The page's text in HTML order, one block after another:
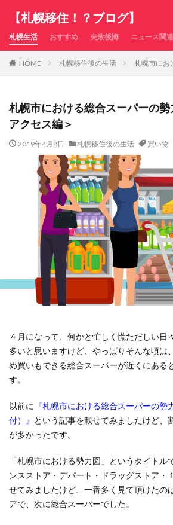
【札幌移住！？ブログ】
札幌生活 おすすめ 失敗後悔 ニュース関連
HOME 札幌移住後の生活 札幌市にお
札幌市における総合スーパーの
アクセス編＞
2019年4月8日 札幌移住後の生活 買い物
４月になって、何かと忙しく慌ただしい日
多いと思いますけど、やっぱりそんな頃は
め買いもできる総合スーパーが近くにある
す。
以前に 『札幌市における総合スーパーの勢
付）』 という記事を載せてみましたけど、
が多かったです。
「札幌市における勢力図」というタイトル
ンスストア・デパート・ドラッグストア・
せてみましたけど、一番多く見て頂けたの
アで、次に総合スーパーでした。